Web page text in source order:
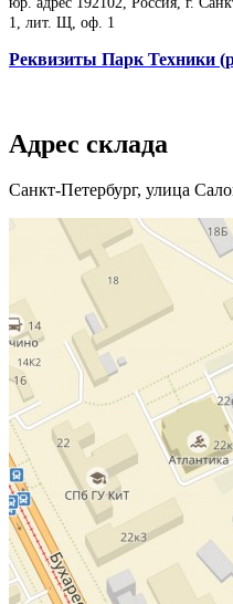
1, лит. Щ, оф. 1
Реквизиты Парк Техники
Адрес склада
Санкт-Петербург, улица